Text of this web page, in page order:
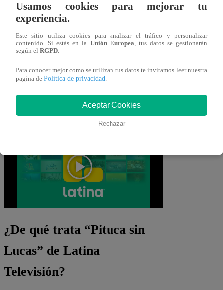
Riza Patrón.
“Anda para tú barrio, te
conviene”, f
dieron al hijo de Manuel.
Mira AQUÍ el nuevo
Lucas” EN VIVO
¿De qué trata “Pituca sin
Lucas” de Latina
Televisión?
Usamos cookies para mejorar tu
experiencia.
Este sitio utiliza cookies para analizar el tráfico y personalizar
contenido. Si estás en la Unión Europea, tus datos se gestionarán
según el RGPD.
Para conocer mejor como se utilizan tus datos te invitamos leer nuestra
pagina de Política de privacidad.
Aceptar Cookies
Rechazar